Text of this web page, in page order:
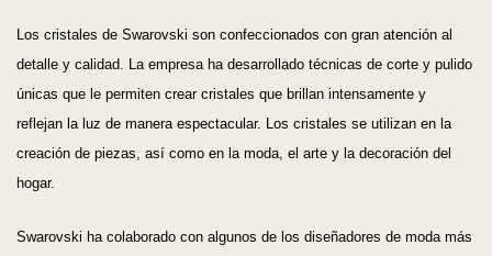
Los cristales de Swarovski son confeccionados con gran atención al
detalle y calidad. La empresa ha desarrollado técnicas de corte y pulido
únicas que le permiten crear cristales que brillan intensamente y
reflejan la luz de manera espectacular. Los cristales se utilizan en la
creación de piezas, así como en la moda, el arte y la decoración del
hogar.
Swarovski ha colaborado con algunos de los diseñadores de moda más